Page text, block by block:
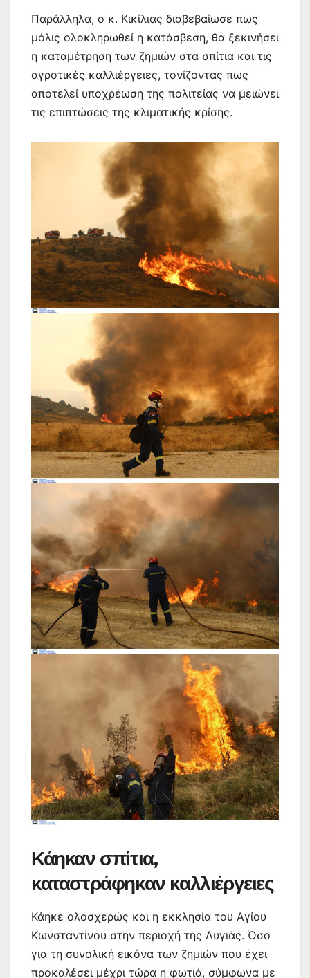
Παράλληλα, ο κ. Κικίλιας διαβεβαίωσε πως
μόλις ολοκληρωθεί η κατάσβεση, θα ξεκινήσει
η καταμέτρηση των ζημιών στα σπίτια και τις
αγροτικές καλλιέργειες, τονίζοντας πως
αποτελεί υποχρέωση της πολιτείας να μειώνει
τις επιπτώσεις της κλιματικής κρίσης.
Κάηκαν σπίτια,
καταστράφηκαν καλλιέργειες
Κάηκε ολοσχερώς και η εκκλησία του Αγίου
Κωνσταντίνου στην περιοχή της Λυγιάς. Όσο
για τη συνολική εικόνα των ζημιών που έχει
προκαλέσει μέχρι τώρα η φωτιά, σύμφωνα με